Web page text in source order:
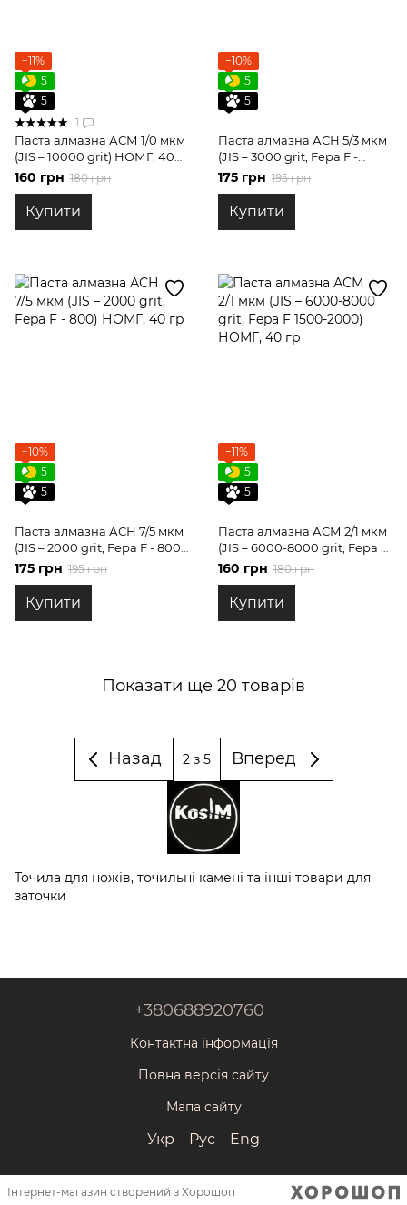
−11%
5
5
1
Паста алмазна АСМ 1/0 мкм
(JIS – 10000 grit) НОМГ, 40
гр
160 грн 180 грн
Купити
−10%
5
5
Паста алмазна АСН 5/3 мкм
(JIS – 3000 grit, Fepa F -
1000) НОМГ, 40 гр
175 грн 195 грн
Купити
−10%
5
5
Паста алмазна АСН 7/5 мкм
(JIS – 2000 grit, Fepa F - 800)
НОМГ, 40 гр
175 грн 195 грн
Купити
−11%
5
5
Паста алмазна АСМ 2/1 мкм
(JIS – 6000-8000 grit, Fepa F
1500-2000) НОМГ, 40 гр
160 грн 180 грн
Купити
Показати ще 20 товарів
Назад 2з 5 Вперед
Точила для ножів, точильні камені та інші товари для
заточки
+380688920760
Контактна інформація
Повна версія сайту
Мапа сайту
Укр Рус Eng
Інтернет-магазин створений з Хорошоп